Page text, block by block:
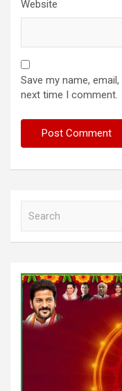
Website
Save my name,
next time I comment.
h